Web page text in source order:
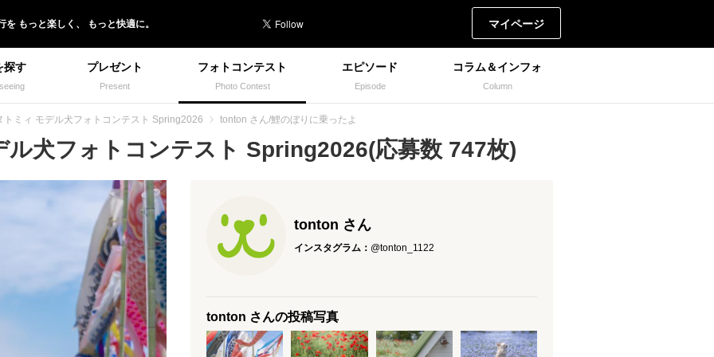
を もっと楽しく、 もっと快適に。 マイページ
探す プレゼント
Present
フォトコンテスト
Photo Contest
エピソード
Episode
コラム＆インフォ
Column
トミィ モデル犬フォトコンテスト Spring2026 tonton さん/鯉のぼりに乗ったよ
ル犬フォトコンテスト Spring2026(応募数 747枚)
tonton さん
インスタグラム： @tonton_1122
tonton さんの投稿写真